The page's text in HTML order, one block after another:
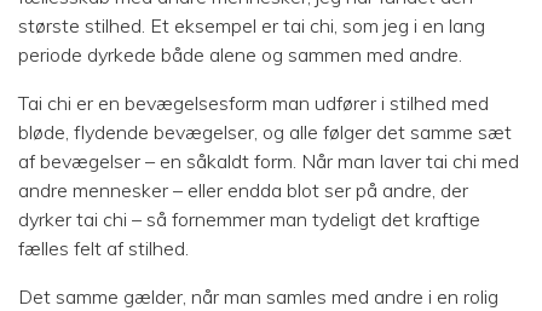
største stilhed. Et eksempel er tai chi, som jeg i en lang
periode dyrkede både alene og sammen med andre.
Tai chi er en bevægelsesform man udfører i stilhed med
bløde, flydende bevægelser, og alle følger det samme sæt
af bevægelser – en såkaldt form. Når man laver tai chi med
andre mennesker – eller endda blot ser på andre, der
dyrker tai chi – så fornemmer man tydeligt det kraftige
fælles felt af stilhed.
Det samme gælder, når man samles med andre i en rolig